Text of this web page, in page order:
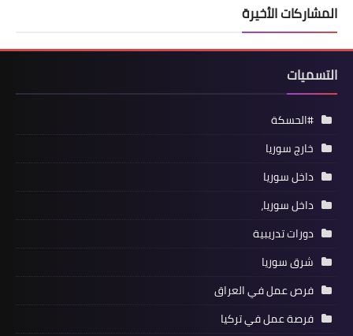
المشاركات الأخيرة
التسميات
#الحسكة
خارج سوريا
داخل سوريا
داخل سوريا،
دورات تدريبية
شرق سوريا
فرص عمل في العراق
فرصة عمل في تركيا